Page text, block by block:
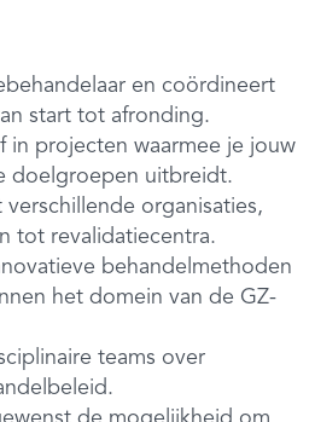
en coördineert
start tot afronding.
in projecten waarmee je jouw
doelgroepen uitbreidt.
organisaties,
tot revalidatiecentra.
behandelmethoden
het domein van de GZ-
teams over